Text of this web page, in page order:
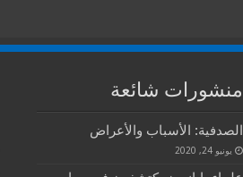
منشورات شائعة
الصدفية: الأسباب والأعراض
يونيو 24, 2020